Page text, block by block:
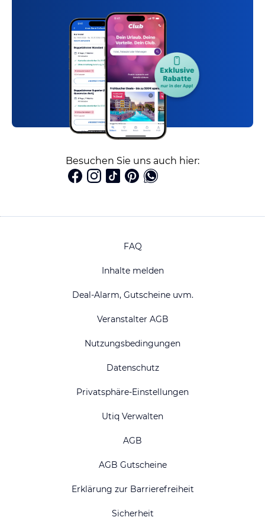
Besuchen Sie uns auch hier:
FAQ
Inhalte melden
Deal-Alarm, Gutscheine uvm.
Veranstalter AGB
Nutzungsbedingungen
Datenschutz
Privatsphäre-Einstellungen
Utiq Verwalten
AGB
AGB Gutscheine
Erklärung zur Barrierefreiheit
Sicherheit